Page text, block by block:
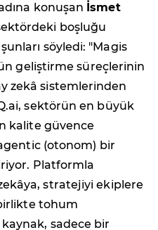
konuşan İsmet
boşluğu
söyledi: "Magis
geliştirme süreçlerinin
zekâ sistemlerinden
sektörün en büyük
kalite güvence
(otonom) bir
Platformla
stratejiyi ekiplere
tohum
kaynak, sadece bir